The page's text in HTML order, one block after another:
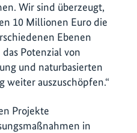
Wir sind überzeugt,
10 Millionen Euro die
Ebenen
Potenzial von
und naturbasierten
weiter auszuschöpfen.“
Projekte
in